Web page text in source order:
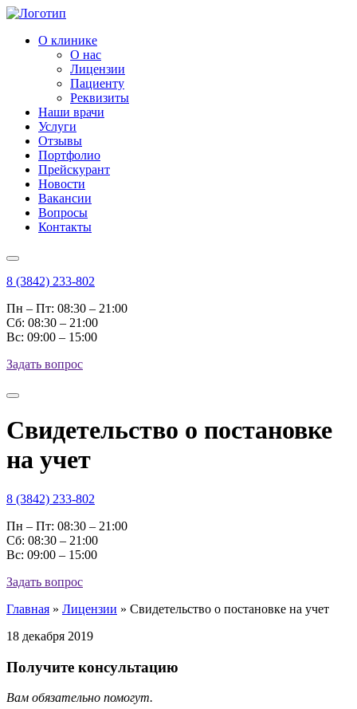
О клинике
О нас
Лицензии
Пациенту
Реквизиты
Наши врачи
Услуги
Отзывы
Портфолио
Прейскурант
Новости
Вакансии
Вопросы
Контакты
8 (3842) 233-802
Пн – Пт: 08:30 – 21:00
Cб: 08:30 – 21:00
Вс: 09:00 – 15:00
Задать вопрос
Свидетельство о постановке
на учет
8 (3842) 233-802
Пн – Пт: 08:30 – 21:00
Cб: 08:30 – 21:00
Вс: 09:00 – 15:00
Задать вопрос
Главная » Лицензии » Свидетельство о постановке на учет
18 декабря 2019
Получите консультацию
Вам обязательно помогут.